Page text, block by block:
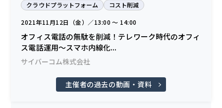
クラウドプラットフォーム コスト削減
2021年11月12日（金）／13:00 〜 14:00
オフィス電話の無駄を削減！テレワーク時代のオフィ
ス電話運用～スマホ内線化...
サイバーコム株式会社
主催者の過去の動画・資料